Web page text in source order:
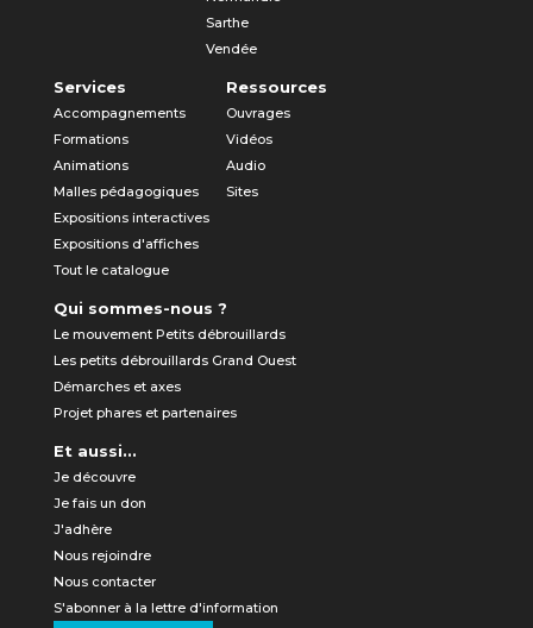
Sarthe
Vendée
Services
Accompagnements
Formations
Animations
Malles pédagogiques
Expositions interactives
Expositions d'affiches
Tout le catalogue
Ressources
Ouvrages
Vidéos
Audio
Sites
Qui sommes-nous ?
Le mouvement Petits débrouillards
Les petits débrouillards Grand Ouest
Démarches et axes
Projet phares et partenaires
Et aussi...
Je découvre
Je fais un don
J'adhère
Nous rejoindre
Nous contacter
S'abonner à la lettre d'information